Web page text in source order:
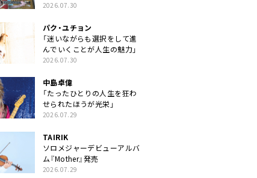
2026.07.30
パク・ユチョン
「迷いながらも選択をして進
んでいくことが人生の魅力」
2026.07.30
中島卓偉
「たったひとりの人生を狂わ
せられたほうが光栄」
2026.07.29
TAIRIK
ソロメジャーデビューアルバ
ム『Mother』発売
2026.07.29